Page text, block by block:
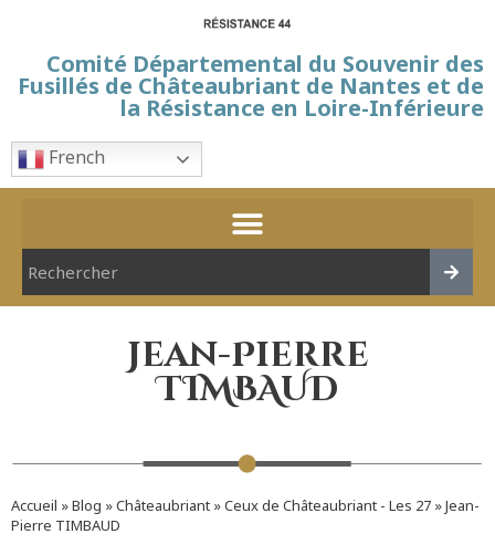
Comité Départemental du Souvenir des
Fusillés de Châteaubriant de Nantes et de
la Résistance en Loire-Inférieure
French
Jean-Pierre
TIMBAUD
Accueil »Blog »Châteaubriant »Ceux de Châteaubriant - Les 27 »Jean-
Pierre TIMBAUD